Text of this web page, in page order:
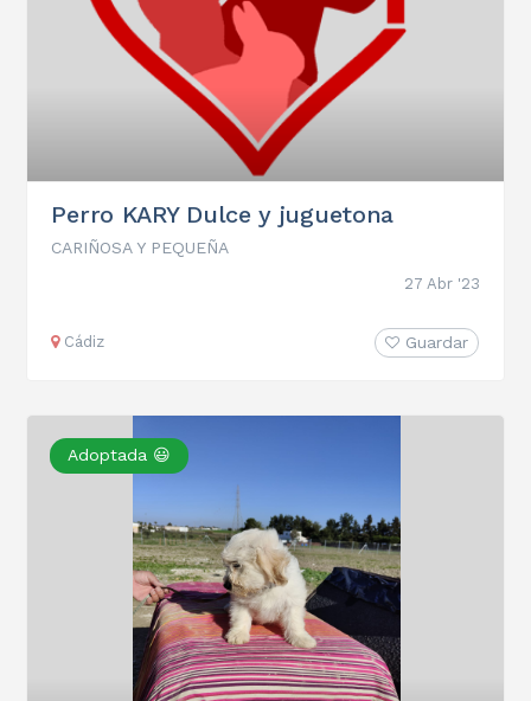
Perro KARY Dulce y juguetona
CARIÑOSA Y PEQUEÑA
27 Abr '23
Cádiz Guardar
Adoptada 😃